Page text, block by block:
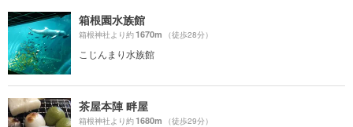
箱根園水族館
箱根神社より約1670m （徒歩28分）
こじんまり水族館
茶屋本陣 畔屋
箱根神社より約1680m （徒歩29分）